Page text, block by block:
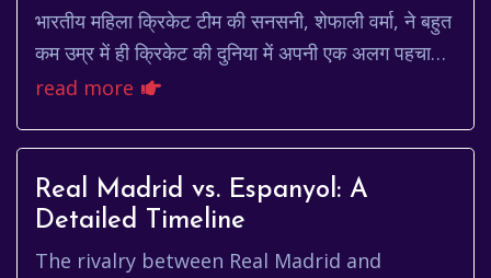
भारतीय महिला क्रिकेट टीम की सनसनी, शेफाली वर्मा, ने बहुत
कम उम्र में ही क्रिकेट की दुनिया में अपनी एक अलग पहचान
बना ली है। उनकी आक्रामक बल्लेबाजी शैली...
read more
Real Madrid vs. Espanyol: A
Detailed Timeline
The rivalry between Real Madrid and